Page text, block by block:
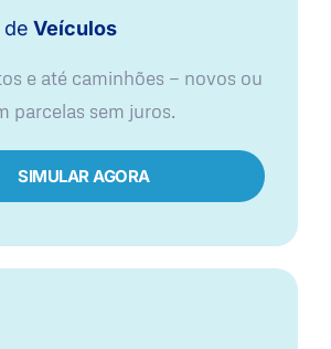
de Veículos
e até caminhões — novos ou
parcelas sem juros.
SIMULAR AGORA